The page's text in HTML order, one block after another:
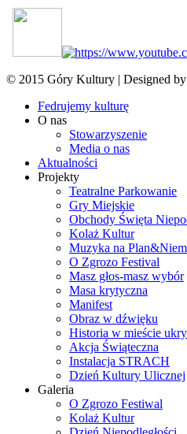
© 2015 Góry Kultury | Designed by
Fedrujemy kulturę
O nas
Stowarzyszenie
Media o nas
Aktualności
Projekty
Teatralne Parkowanie
Gry Miejskie
Obchody Święta
Kolaż Kultur
Muzyka na
O Zgrozo Festival
Masz głos-masz wybór
Masa krytyczna
Manifest
Obraz w dźwięku
Historia w mieście
Akcja Świąteczna
Instalacja STRACH
Dzień Kultury Ulicznej
Galeria
O Zgrozo Festiwal
Kolaż Kultur